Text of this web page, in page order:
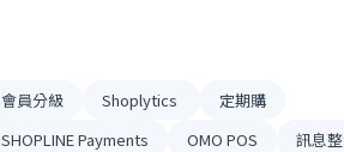
會員分級 Shoplytics
定期購
SHOPLINE Payments
OMO POS 訊息